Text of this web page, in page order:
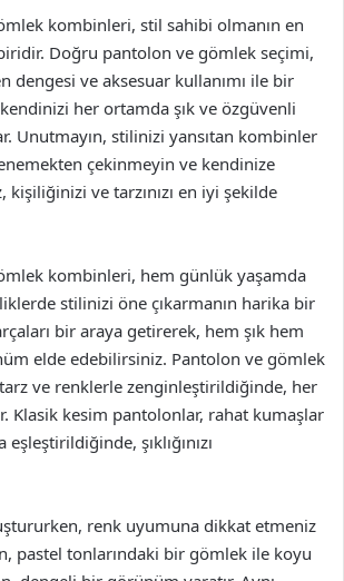
kombinleri, stil sahibi olmanın en
Doğru pantolon ve gömlek seçimi,
dengesi ve aksesuar kullanımı ile bir
her ortamda şık ve özgüvenli
Unutmayın, stilinizi yansıtan kombinler
çekinmeyin ve kendinize
kişiliğinizi ve tarzınızı en iyi şekilde
kombinleri, hem günlük yaşamda
stilinizi öne çıkarmanın harika bir
bir araya getirerek, hem şık hem
elde edebilirsiniz. Pantolon ve gömlek
ve renklerle zenginleştirildiğinde, her
Klasik kesim pantolonlar, rahat kumaşlar
şıklığınızı
renk uyumuna dikkat etmeniz
pastel tonlarındaki bir gömlek ile koyu